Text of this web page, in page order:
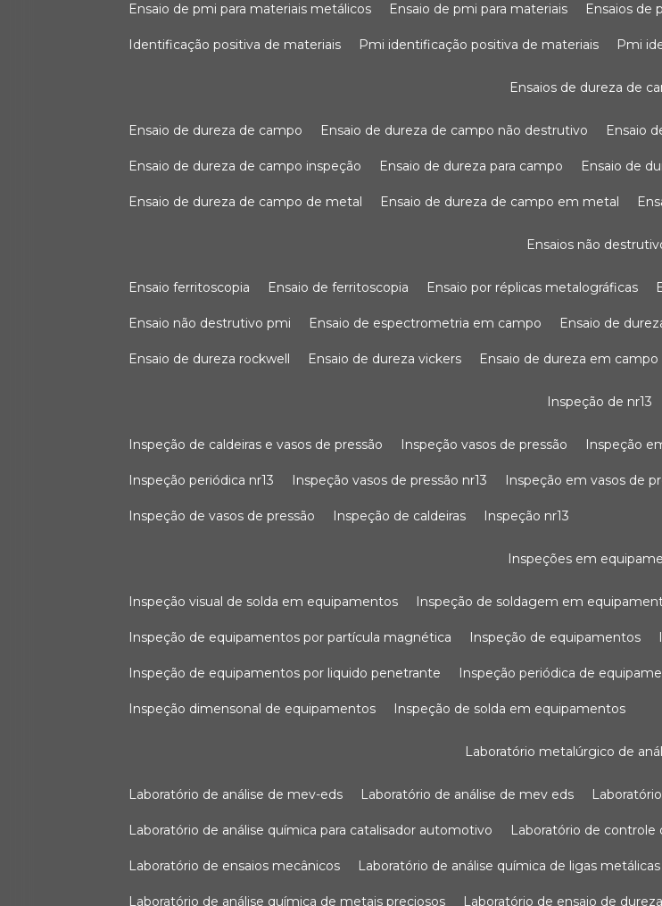
ensaio de pmi para materiais metálicos ensaio de pmi para materiais ensaios
identificação positiva de materiais pmi identificação positiva de materiais pmi
ensaios de dureza de
ensaio de dureza de campo ensaio de dureza de campo não destrutivo ensaio
ensaio de dureza de campo inspeção ensaio de dureza para campo ensaio de
ensaio de dureza de campo de metal ensaio de dureza de campo em metal
ensaios não
ensaio ferritoscopia ensaio de ferritoscopia ensaio por réplicas metalográficas
ensaio não destrutivo pmi ensaio de espectrometria em campo ensaio de
ensaio de dureza rockwell ensaio de dureza vickers ensaio de dureza em campo
inspeção de nr13
inspeção de caldeiras e vasos de pressão inspeção vasos de pressão inspeção
inspeção periódica nr13 inspeção vasos de pressão nr13 inspeção em vasos de
inspeção de vasos de pressão inspeção de caldeiras inspeção nr13
inspeções em
inspeção visual de solda em equipamentos inspeção de soldagem em
inspeção de equipamentos por partícula magnética inspeção de equipamentos
inspeção de equipamentos por liquido penetrante inspeção periódica de
inspeção dimensonal de equipamentos inspeção de solda em equipamentos
laboratório metalúrgico de
laboratório de análise de mev-eds laboratório de análise de mev eds
laboratório de análise química para catalisador automotivo laboratório de controle
laboratório de ensaios mecânicos laboratório de análise química de ligas metálicas
laboratório de análise química de metais preciosos laboratório de ensaio de dureza